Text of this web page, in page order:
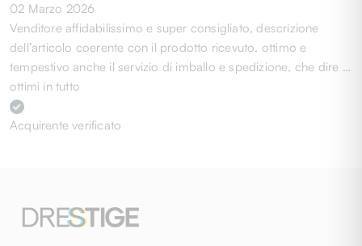
02 Marzo 2026
Venditore affidabilissimo e super consigliato, descrizione
dell’articolo coerente con il prodotto ricevuto, ottimo e
tempestivo anche il servizio di imballo e spedizione, che dire …
ottimi in tutto
Acquirente verificato